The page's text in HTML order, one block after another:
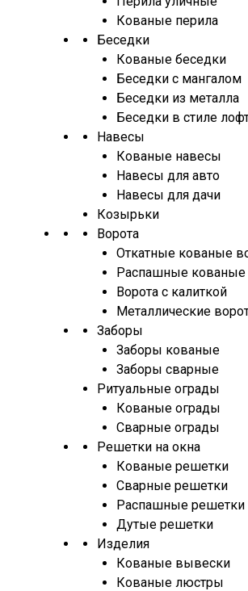
Кованые перила
Беседки
Кованые беседки
Беседки с мангалом
Беседки из металла
Беседки в стиле
Навесы
Кованые навесы
Навесы для авто
Навесы для дачи
Козырьки
Ворота
Откатные кованые
Распашные кованые
Ворота с калиткой
Металлические
Заборы
Заборы кованые
Заборы сварные
Ритуальные ограды
Кованые ограды
Сварные ограды
Решетки на окна
Кованые решетки
Сварные решетки
Распашные решетки
Дутые решетки
Изделия
Кованые вывески
Кованые люстры